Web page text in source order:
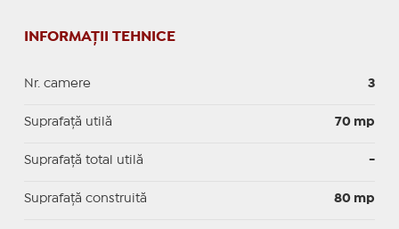
INFORMAȚII TEHNICE
Nr. camere 3
Suprafaţă utilă 70 mp
Suprafaţă total utilă -
Suprafaţă construită 80 mp